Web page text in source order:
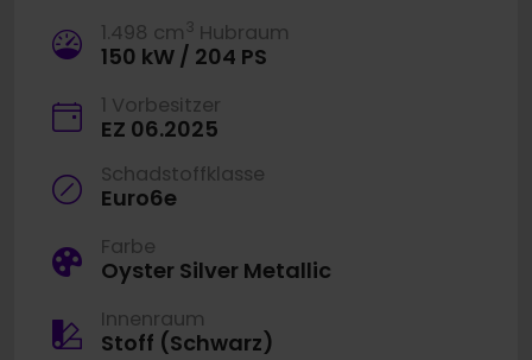
1.498 cm 3 Hubraum
150 kW / 204 PS
1 Vorbesitzer
EZ 06.2025
Schadstoffklasse
Euro6e
Farbe
Oyster Silver Metallic
Innenraum
Stoff (Schwarz)